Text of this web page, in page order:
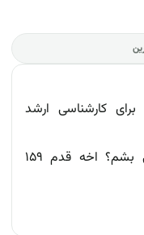
کارشناسی ارشد
میتونم وارد بازار کار پلیسی بشم؟ اخه قدم ۱۵۹
✕